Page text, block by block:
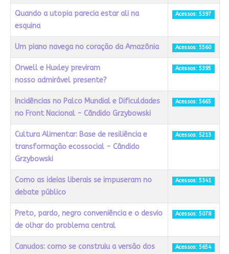
Quando a utopia parecia estar ali na
esquina
Acessos: 5397
Um piano navega no coração da Amazônia Acessos: 5560
Orwell e Huxley previram
nosso admirável presente?
Acessos: 5395
Incidências no Palco Mundial e Dificuldades
no Front Nacional - Cândido Grzybowski
Acessos: 5665
Cultura Alimentar: Base de resiliência e
transformação ecossocial - Cândido
Grzybowski
Acessos: 5213
Como as ideias liberais se impuseram no
debate público
Acessos: 5341
Preto, pardo, negro conveniência e o desvio
de olhar do problema central
Acessos: 5078
Canudos: como se construiu a versão dos
Acessos: 5654